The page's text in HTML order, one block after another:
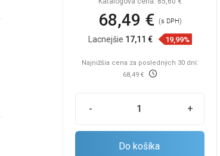
68,49 € (s DPH)
Lacnejšie 17,11 € 19,99%
Najnižšia cena za posledných 30 dní:
68,49 €
- +
Do košíka